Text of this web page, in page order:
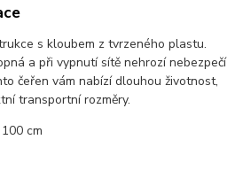
s kloubem z tvrzeného plastu.
a při vypnutí sítě nehrozí nebezpečí
čeřen vám nabízí dlouhou životnost,
transportní rozměry.
cm